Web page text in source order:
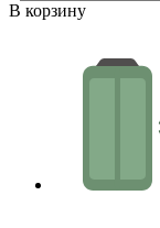
В корзину